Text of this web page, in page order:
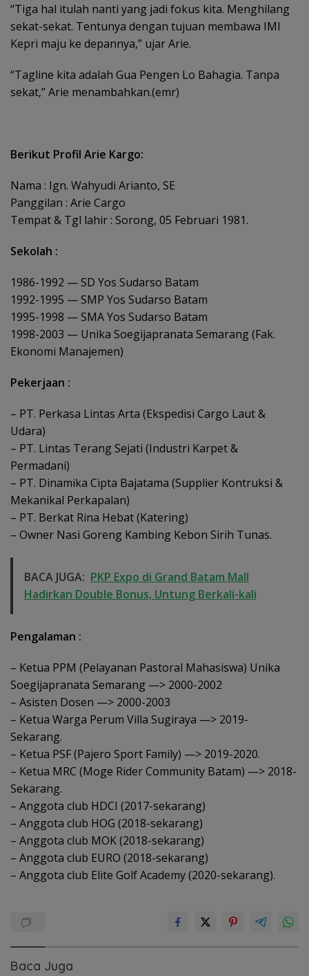
“Tiga hal itulah nanti yang jadi fokus kita. Menghilang
sekat-sekat. Tentunya dengan tujuan membawa IMI
Kepri maju ke depannya,” ujar Arie.
“Tagline kita adalah Gua Pengen Lo Bahagia. Tanpa
sekat,” Arie menambahkan.(emr)
Berikut Profil Arie Kargo:
Nama : Ign. Wahyudi Arianto, SE
Panggilan : Arie Cargo
Tempat & Tgl lahir : Sorong, 05 Februari 1981.
Sekolah :
1986-1992 — SD Yos Sudarso Batam
1992-1995 — SMP Yos Sudarso Batam
1995-1998 — SMA Yos Sudarso Batam
1998-2003 — Unika Soegijapranata Semarang (Fak.
Ekonomi Manajemen)
Pekerjaan :
– PT. Perkasa Lintas Arta (Ekspedisi Cargo Laut &
Udara)
– PT. Lintas Terang Sejati (Industri Karpet &
Permadani)
– PT. Dinamika Cipta Bajatama (Supplier Kontruksi &
Mekanikal Perkapalan)
– PT. Berkat Rina Hebat (Katering)
– Owner Nasi Goreng Kambing Kebon Sirih Tunas.
BACA JUGA: PKP Expo di Grand Batam Mall
Hadirkan Double Bonus, Untung Berkali-kali
Pengalaman :
– Ketua PPM (Pelayanan Pastoral Mahasiswa) Unika
Soegijapranata Semarang —> 2000-2002
– Asisten Dosen —> 2000-2003
– Ketua Warga Perum Villa Sugiraya —> 2019-
Sekarang.
– Ketua PSF (Pajero Sport Family) —> 2019-2020.
– Ketua MRC (Moge Rider Community Batam) —> 2018-
Sekarang.
– Anggota club HDCI (2017-sekarang)
– Anggota club HOG (2018-sekarang)
– Anggota club MOK (2018-sekarang)
– Anggota club EURO (2018-sekarang)
– Anggota club Elite Golf Academy (2020-sekarang).
Baca Juga